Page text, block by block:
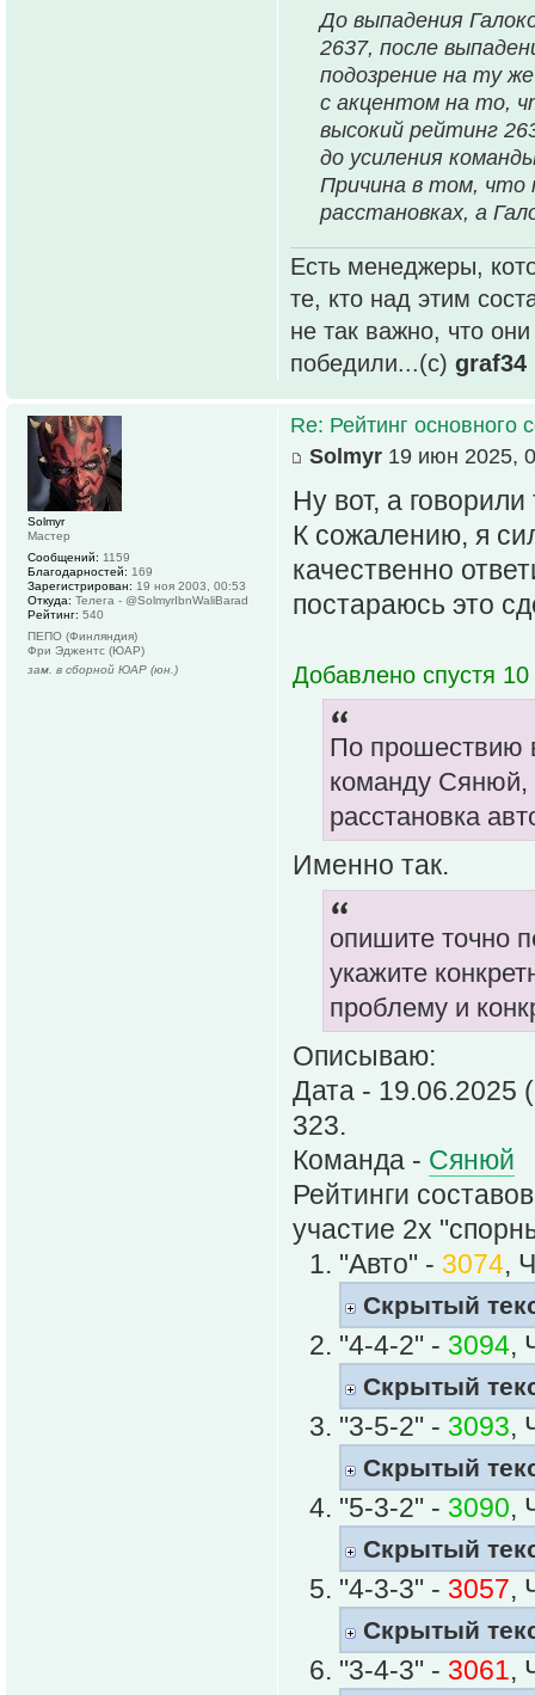
До выпадения
2637, после
подозрение на ту
с акцентом на то,
высокий рейтинг
до усиления
Причина в том, что
расстановках, а
Есть менеджеры,
те, кто над этим
не так важно, что
победили...(с) graf34
Re: Рейтинг основного
Solmyr 19 июн 2025,
Ну вот, а
К сожалению, я
качественно
постараюсь это
Добавлено спустя
По прошествию
команду Сянюй,
расстановка
Именно так.
опишите точно
укажите
проблему и
Описываю:
Дата - 19.06.2025
323.
Команда - Сянюй
Рейтинги
участие 2х
"Авто" - 3074,
Скрытый
"4-4-2" - 3094,
Скрытый
"3-5-2" - 3093,
Скрытый
"5-3-2" - 3090,
Скрытый
"4-3-3" - 3057,
Скрытый
"3-4-3" - 3061,
Solmyr
Мастер
Сообщений: 1159
Благодарностей: 169
Зарегистрирован: 19 ноя 2003, 00:53
Откуда: Телега - @SolmyrIbnWaliBarad
Рейтинг: 540
ПЕПО (Финляндия)
Фри Эджентс (ЮАР)
зам. в сборной ЮАР (юн.)